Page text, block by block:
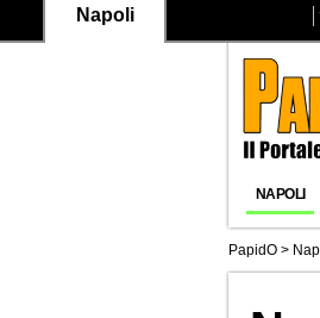
Napoli
NAPOLI
PapidO >